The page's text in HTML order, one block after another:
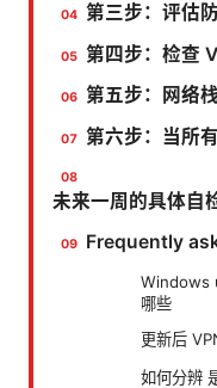
第三步：评估
第四步：检查
第五步：网络
第六步：当所
未来一周的具体自
Frequently
Windows
哪些
更新后
如何分辨